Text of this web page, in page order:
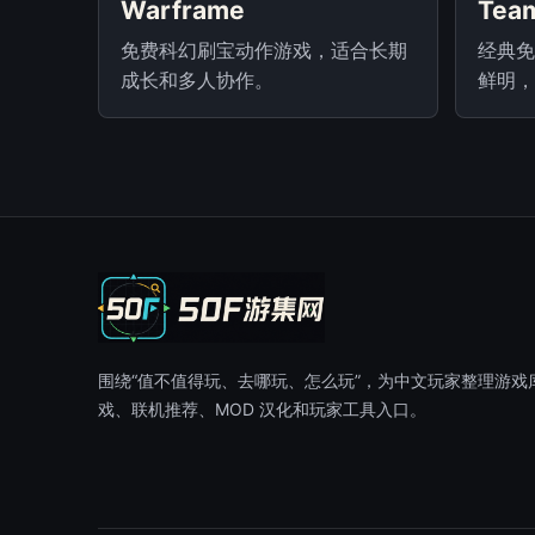
Warframe
免费科幻刷宝动作游戏，适合长期
成长和多人协作。
经典
鲜明
围绕“值不值得玩、去哪玩、怎么玩”，为中文玩家整理游戏
戏、联机推荐、MOD 汉化和玩家工具入口。